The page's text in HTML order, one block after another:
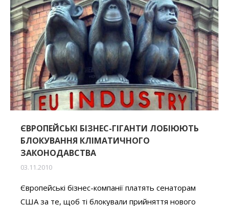
ЄВРОПЕЙСЬКІ БІЗНЕС-ГІГАНТИ ЛОБІЮЮТЬ
БЛОКУВАННЯ КЛІМАТИЧНОГО
ЗАКОНОДАВСТВА
03.11.2010
Європейські бізнес-компанії платять сенаторам
США за те, щоб ті блокували прийняття нового